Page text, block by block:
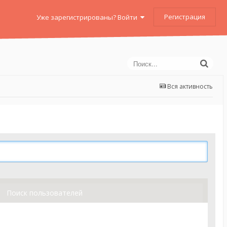
Уже зарегистрированы? Войти Регистрация
Вся активность
Поиск пользователей